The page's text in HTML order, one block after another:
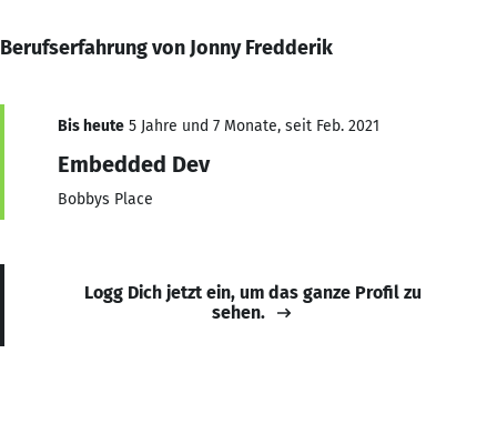
Berufserfahrung von Jonny Fredderik
Bis heute 5 Jahre und 7 Monate, seit Feb. 2021
Embedded Dev
Bobbys Place
Logg Dich jetzt ein, um das ganze Profil zu
sehen.